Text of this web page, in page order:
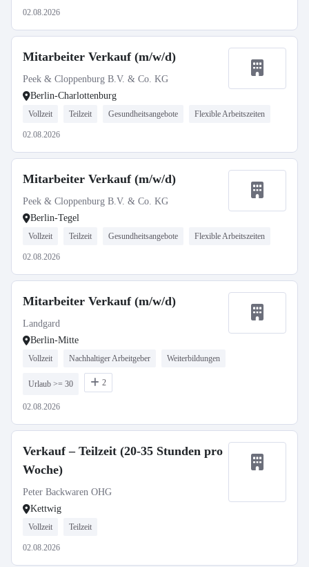
02.08.2026
Mitarbeiter Verkauf (m/w/d)
Peek & Cloppenburg B.V. & Co. KG
Berlin-Charlottenburg
Vollzeit Teilzeit Gesundheitsangebote Flexible Arbeitszeiten
02.08.2026
Mitarbeiter Verkauf (m/w/d)
Peek & Cloppenburg B.V. & Co. KG
Berlin-Tegel
Vollzeit Teilzeit Gesundheitsangebote Flexible Arbeitszeiten
02.08.2026
Mitarbeiter Verkauf (m/w/d)
Landgard
Berlin-Mitte
Vollzeit Nachhaltiger Arbeitgeber Weiterbildungen
Urlaub >= 30 2
02.08.2026
Verkauf – Teilzeit (20-35 Stunden pro
Woche)
Peter Backwaren OHG
Kettwig
Vollzeit Teilzeit
02.08.2026